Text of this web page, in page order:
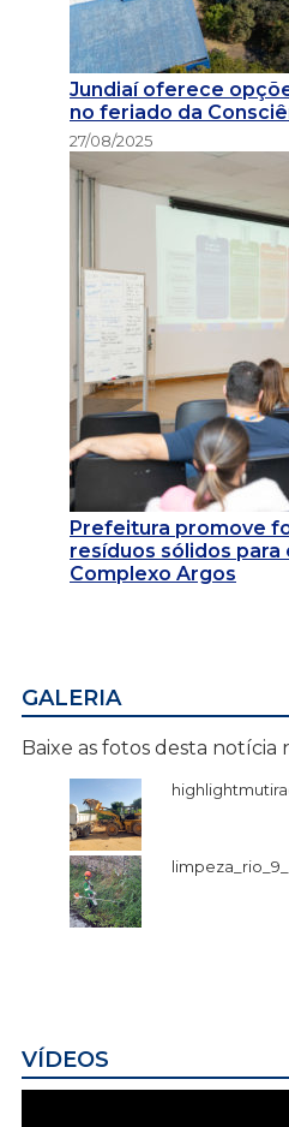
Jundiaí oferece
no feriado da
27/08/2025
Prefeitura promove
resíduos sólidos para
Complexo Argos
GALERIA
Baixe as fotos desta notícia
VÍDEOS